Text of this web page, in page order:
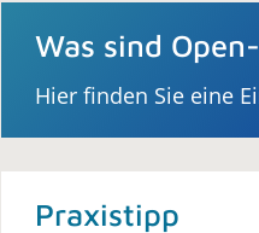
Was sind
Hier finden Sie eine
Praxistipp